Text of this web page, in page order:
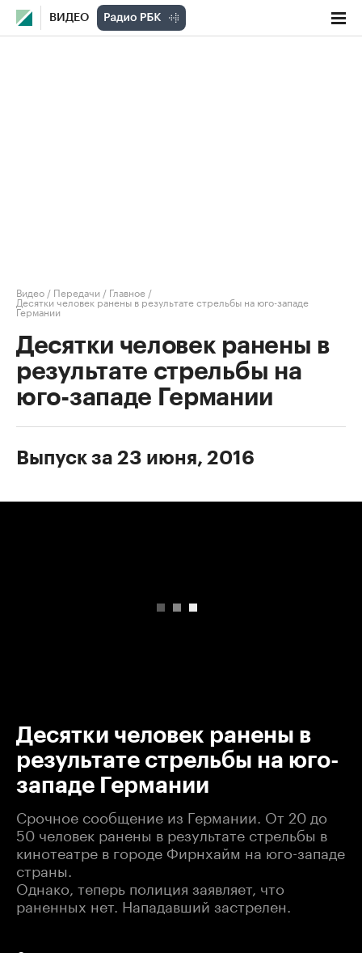
ВИДЕО
Видео / Передачи / Главное /
Десятки человек ранены в результате стрельбы на юго-западе
Германии
Десятки человек ранены в
результате стрельбы на
юго-западе Германии
Выпуск за 23 июня, 2016
Десятки человек ранены в
результате стрельбы на юго-
западе Германии
Срочное сообщение из Германии. От 20 до
50 человек ранены в результате стрельбы в
кинотеатре в городе Фирнхайм на юго-западе
страны.
Однако, теперь полиция заявляет, что
раненных нет. Нападавший застрелен.